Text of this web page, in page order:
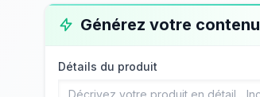
Générez votre contenu
Détails du produit